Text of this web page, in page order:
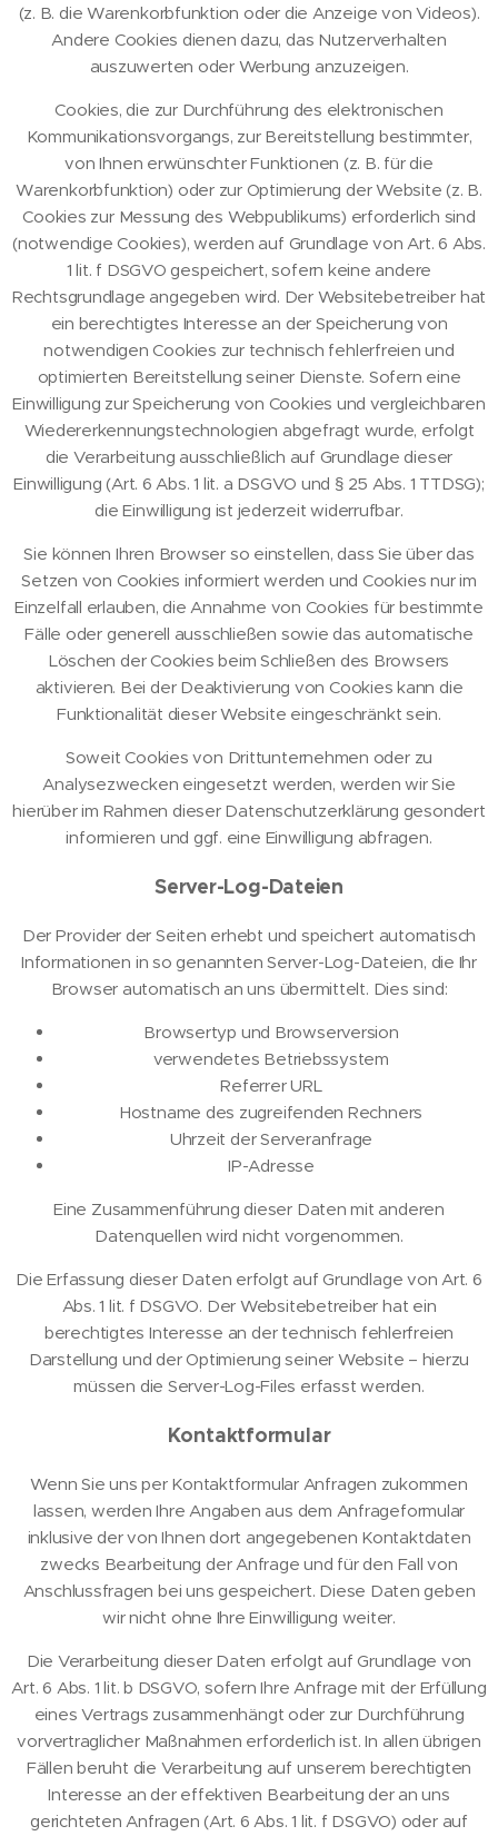
(z. B. die Warenkorbfunktion oder die Anzeige von Videos).
Andere Cookies dienen dazu, das Nutzerverhalten
auszuwerten oder Werbung anzuzeigen.
Cookies, die zur Durchführung des elektronischen
Kommunikationsvorgangs, zur Bereitstellung bestimmter,
von Ihnen erwünschter Funktionen (z. B. für die
Warenkorbfunktion) oder zur Optimierung der Website (z. B.
Cookies zur Messung des Webpublikums) erforderlich sind
(notwendige Cookies), werden auf Grundlage von Art. 6 Abs.
1 lit. f DSGVO gespeichert, sofern keine andere
Rechtsgrundlage angegeben wird. Der Websitebetreiber hat
ein berechtigtes Interesse an der Speicherung von
notwendigen Cookies zur technisch fehlerfreien und
optimierten Bereitstellung seiner Dienste. Sofern eine
Einwilligung zur Speicherung von Cookies und vergleichbaren
Wiedererkennungstechnologien abgefragt wurde, erfolgt
die Verarbeitung ausschließlich auf Grundlage dieser
Einwilligung (Art. 6 Abs. 1 lit. a DSGVO und § 25 Abs. 1 TTDSG);
die Einwilligung ist jederzeit widerrufbar.
Sie können Ihren Browser so einstellen, dass Sie über das
Setzen von Cookies informiert werden und Cookies nur im
Einzelfall erlauben, die Annahme von Cookies für bestimmte
Fälle oder generell ausschließen sowie das automatische
Löschen der Cookies beim Schließen des Browsers
aktivieren. Bei der Deaktivierung von Cookies kann die
Funktionalität dieser Website eingeschränkt sein.
Soweit Cookies von Drittunternehmen oder zu
Analysezwecken eingesetzt werden, werden wir Sie
hierüber im Rahmen dieser Datenschutzerklärung gesondert
informieren und ggf. eine Einwilligung abfragen.
Server-Log-Dateien
Der Provider der Seiten erhebt und speichert automatisch
Informationen in so genannten Server-Log-Dateien, die Ihr
Browser automatisch an uns übermittelt. Dies sind:
Browsertyp und Browserversion
verwendetes Betriebssystem
Referrer URL
Hostname des zugreifenden Rechners
Uhrzeit der Serveranfrage
IP-Adresse
Eine Zusammenführung dieser Daten mit anderen
Datenquellen wird nicht vorgenommen.
Die Erfassung dieser Daten erfolgt auf Grundlage von Art. 6
Abs. 1 lit. f DSGVO. Der Websitebetreiber hat ein
berechtigtes Interesse an der technisch fehlerfreien
Darstellung und der Optimierung seiner Website – hierzu
müssen die Server-Log-Files erfasst werden.
Kontaktformular
Wenn Sie uns per Kontaktformular Anfragen zukommen
lassen, werden Ihre Angaben aus dem Anfrageformular
inklusive der von Ihnen dort angegebenen Kontaktdaten
zwecks Bearbeitung der Anfrage und für den Fall von
Anschlussfragen bei uns gespeichert. Diese Daten geben
wir nicht ohne Ihre Einwilligung weiter.
Die Verarbeitung dieser Daten erfolgt auf Grundlage von
Art. 6 Abs. 1 lit. b DSGVO, sofern Ihre Anfrage mit der Erfüllung
eines Vertrags zusammenhängt oder zur Durchführung
vorvertraglicher Maßnahmen erforderlich ist. In allen übrigen
Fällen beruht die Verarbeitung auf unserem berechtigten
Interesse an der effektiven Bearbeitung der an uns
gerichteten Anfragen (Art. 6 Abs. 1 lit. f DSGVO) oder auf